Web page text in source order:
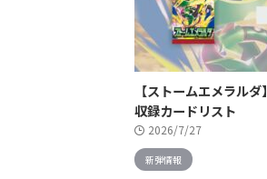
【ストームエメラル
収録カードリスト
2026/7/27
新弾情報